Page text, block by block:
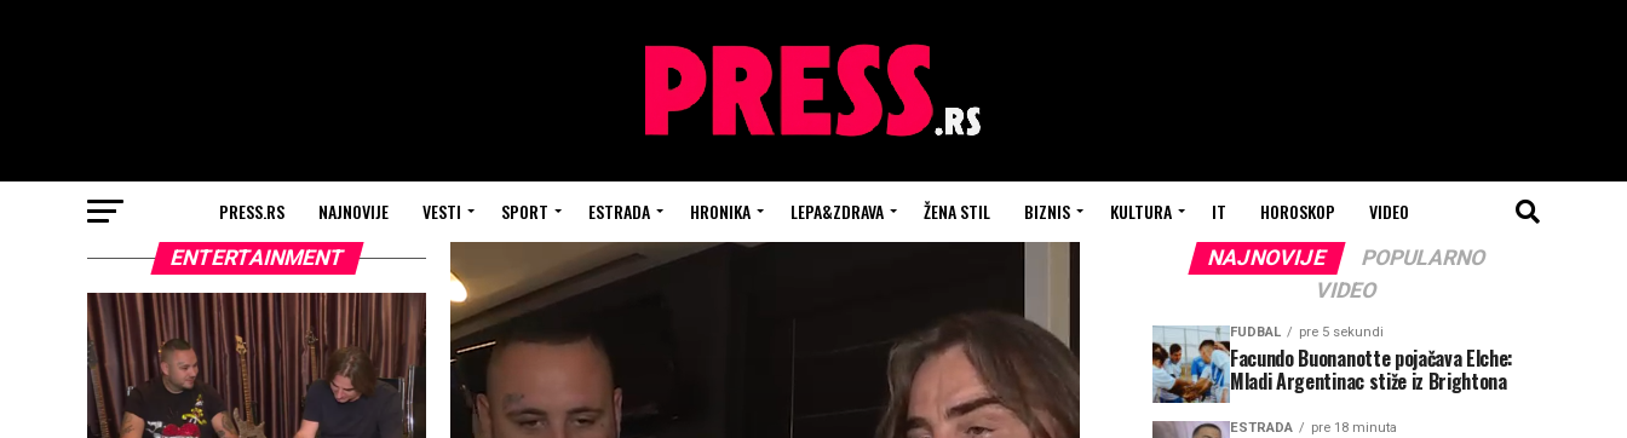
PRESS.RS NAJNOVIJE VESTI SPORT ESTRADA HRONIKA LEPA&ZDRAVA ŽENA STIL BIZNIS KULTURA IT HOROSKOP VIDEO
ENTERTAINMENT NAJNOVIJE
POPULARNO
VIDEO
FUDBAL pre 5 sekundi
Facundo Buonanotte pojačava Elche:
Mladi Argentinac stiže iz Brightona
ESTRADA pre 18 minuta